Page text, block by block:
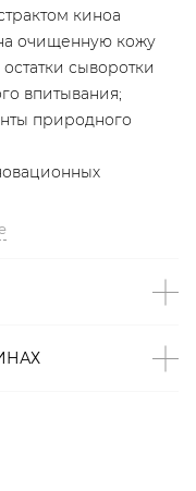
киноа
очищенную кожу
сыворотки
впитывания;
природного